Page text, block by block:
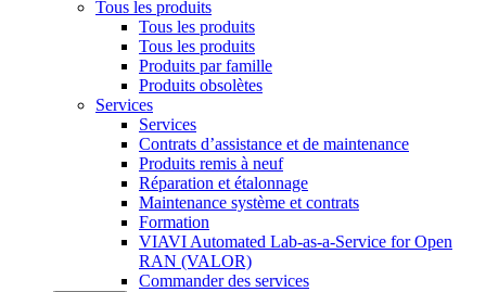
Tous les produits
Tous les produits
Tous les produits
Produits par famille
Produits obsolètes
Services
Services
Contrats d’assistance et de maintenance
Produits remis à neuf
Réparation et étalonnage
Maintenance système et contrats
Formation
VIAVI Automated Lab-as-a-Service for Open
RAN (VALOR)
Commander des services